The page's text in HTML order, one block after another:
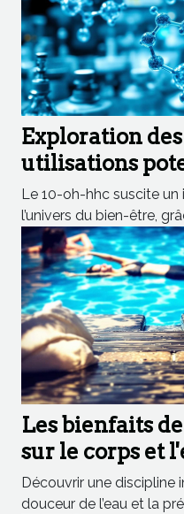
Exploration
utilisations
oh-hhc dans
bien-être
Le 10-oh-hhc suscite
l’univers du bien-être,
Les bienfaits
sur le corps et
Découvrir une discipline
douceur de l’eau et la